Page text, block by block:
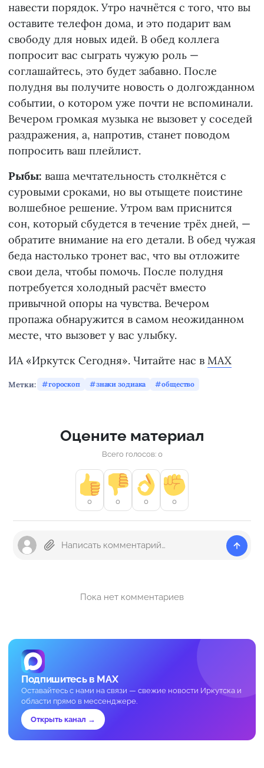
навести порядок. Утро начнётся с того, что вы
оставите телефон дома, и это подарит вам
свободу для новых идей. В обед коллега
попросит вас сыграть чужую роль —
соглашайтесь, это будет забавно. После
полудня вы получите новость о долгожданном
событии, о котором уже почти не вспоминали.
Вечером громкая музыка не вызовет у соседей
раздражения, а, напротив, станет поводом
попросить ваш плейлист.
Рыбы: ваша мечтательность столкнётся с
суровыми сроками, но вы отыщете поистине
волшебное решение. Утром вам приснится
сон, который сбудется в течение трёх дней, —
обратите внимание на его детали. В обед чужая
беда настолько тронет вас, что вы отложите
свои дела, чтобы помочь. После полудня
потребуется холодный расчёт вместо
привычной опоры на чувства. Вечером
пропажа обнаружится в самом неожиданном
месте, что вызовет у вас улыбку.
ИА «Иркутск Сегодня». Читайте нас в MAX
Метки: гороскоп знаки зодиака общество
Оцените материал
Всего голосов: 0
0 0 0 0
Пока нет комментариев
Подпишитесь в MAX
Оставайтесь с нами на связи — свежие новости Иркутска и
области прямо в мессенджере.
Открыть канал →